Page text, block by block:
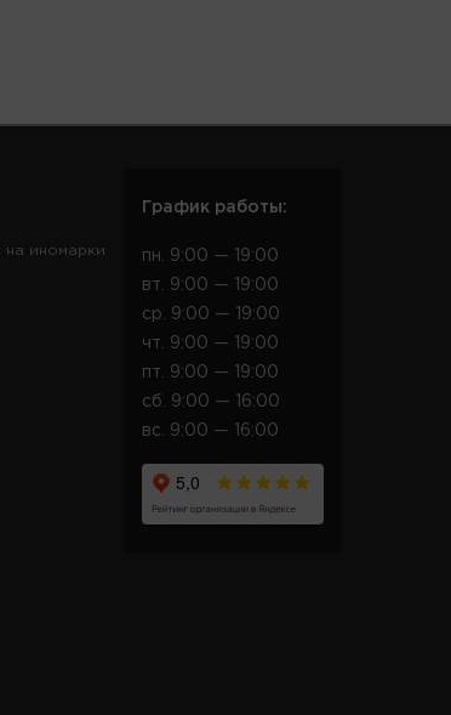
на иномарки
График работы:
пн. 9:00 — 19:00
вт. 9:00 — 19:00
ср. 9:00 — 19:00
чт. 9:00 — 19:00
пт. 9:00 — 19:00
сб. 9:00 — 16:00
вс. 9:00 — 16:00